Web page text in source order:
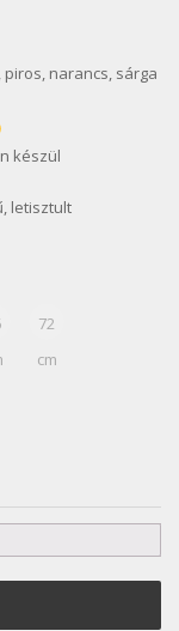
narancs, sárga
készül
letisztult
72
cm